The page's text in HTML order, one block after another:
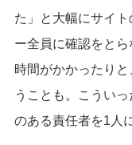
た」と大幅にサイ
ー全員に確認をと
時間がかかったり
うことも。
こうい
のある責任者を1人